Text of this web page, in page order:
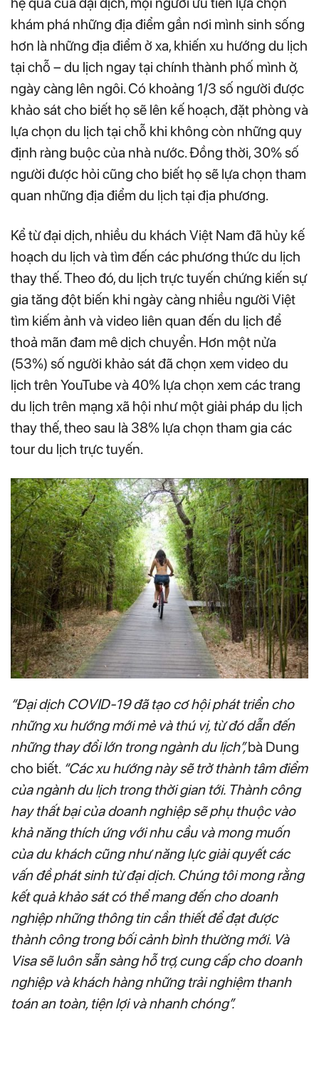
khám phá những địa điểm gần nơi mình sinh sống
hơn là những địa điểm ở xa, khiến xu hướng du lịch
tại chỗ – du lịch ngay tại chính thành phố mình ở,
ngày càng lên ngôi. Có khoảng 1/3 số người được
khảo sát cho biết họ sẽ lên kế hoạch, đặt phòng và
lựa chọn du lịch tại chỗ khi không còn những quy
định ràng buộc của nhà nước. Đồng thời, 30% số
người được hỏi cũng cho biết họ sẽ lựa chọn tham
quan những địa điểm du lịch tại địa phương.
Kể từ đại dịch, nhiều du khách Việt Nam đã hủy kế
hoạch du lịch và tìm đến các phương thức du lịch
thay thế. Theo đó, du lịch trực tuyến chứng kiến sự
gia tăng đột biến khi ngày càng nhiều người Việt
tìm kiếm ảnh và video liên quan đến du lịch để
thoả mãn đam mê dịch chuyển. Hơn một nửa
(53%) số người khảo sát đã chọn xem video du
lịch trên YouTube và 40% lựa chọn xem các trang
du lịch trên mạng xã hội như một giải pháp du lịch
thay thế, theo sau là 38% lựa chọn tham gia các
tour du lịch trực tuyến.
“Đại dịch COVID-19 đã tạo cơ hội phát triển cho
những xu hướng mới mẻ và thú vị, từ đó dẫn đến
những thay đổi lớn trong ngành du lịch”,bà Dung
cho biết. “Các xu hướng này sẽ trở thành tâm điểm
của ngành du lịch trong thời gian tới. Thành công
hay thất bại của doanh nghiệp sẽ phụ thuộc vào
khả năng thích ứng với nhu cầu và mong muốn
của du khách cũng như năng lực giải quyết các
vấn đề phát sinh từ đại dịch. Chúng tôi mong rằng
kết quả khảo sát có thể mang đến cho doanh
nghiệp những thông tin cần thiết để đạt được
thành công trong bối cảnh bình thường mới. Và
Visa sẽ luôn sẵn sàng hỗ trợ, cung cấp cho doanh
nghiệp và khách hàng những trải nghiệm thanh
toán an toàn, tiện lợi và nhanh chóng”.